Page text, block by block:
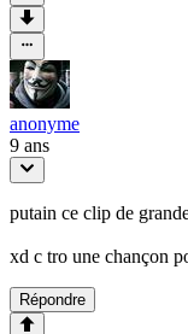
anonyme
9 ans
putain ce clip de
xd c tro une chançon
Répondre